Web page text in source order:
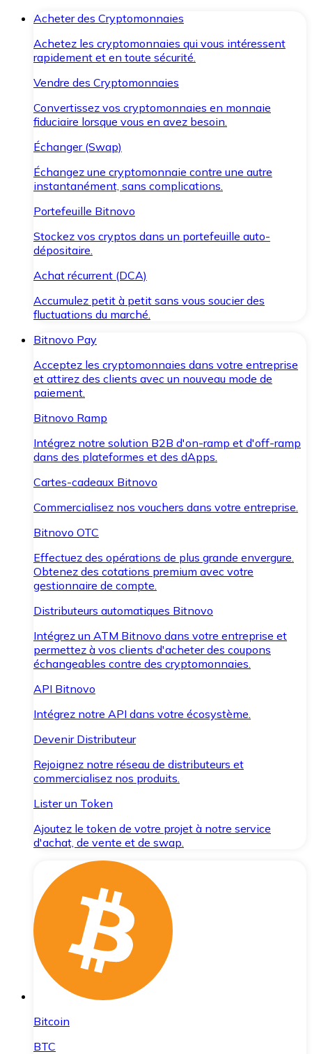
Acheter des Cryptomonnaies
Achetez les cryptomonnaies qui vous intéressent
rapidement et en toute sécurité.
Vendre des Cryptomonnaies
Convertissez vos cryptomonnaies en monnaie
fiduciaire lorsque vous en avez besoin.
Échanger (Swap)
Échangez une cryptomonnaie contre une autre
instantanément, sans complications.
Portefeuille Bitnovo
Stockez vos cryptos dans un portefeuille auto-
dépositaire.
Achat récurrent (DCA)
Accumulez petit à petit sans vous soucier des
fluctuations du marché.
Bitnovo Pay
Acceptez les cryptomonnaies dans votre entreprise
et attirez des clients avec un nouveau mode de
paiement.
Bitnovo Ramp
Intégrez notre solution B2B d'on-ramp et d'off-ramp
dans des plateformes et des dApps.
Cartes-cadeaux Bitnovo
Commercialisez nos vouchers dans votre entreprise.
Bitnovo OTC
Effectuez des opérations de plus grande envergure.
Obtenez des cotations premium avec votre
gestionnaire de compte.
Distributeurs automatiques Bitnovo
Intégrez un ATM Bitnovo dans votre entreprise et
permettez à vos clients d'acheter des coupons
échangeables contre des cryptomonnaies.
API Bitnovo
Intégrez notre API dans votre écosystème.
Devenir Distributeur
Rejoignez notre réseau de distributeurs et
commercialisez nos produits.
Lister un Token
Ajoutez le token de votre projet à notre service
d'achat, de vente et de swap.
Bitcoin
BTC